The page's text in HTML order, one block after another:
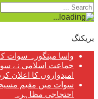
بریکنگ
واسا مینگورہ سوات کے 600 ملازمین تنخواہوں سے
امیدواروں کا اعلان
سوات میں مقیم
احتجاجی مظاہرہ